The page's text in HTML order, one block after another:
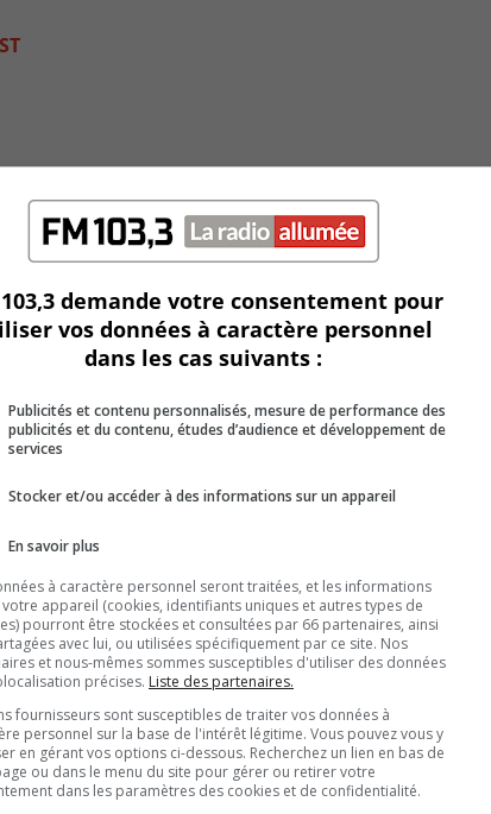
103,3 demande votre consentement pour
vos données à caractère personnel
dans les cas suivants :
Publicités et contenu personnalisés, mesure de performance des
publicités et du contenu, études d’audience et développement de
services
Stocker et/ou accéder à des informations sur un appareil
En savoir plus
à caractère personnel seront traitées, et les informations
votre appareil (cookies, identifiants uniques et autres types de
pourront être stockées et consultées par 66 partenaires, ainsi
avec lui, ou utilisées spécifiquement par ce site. Nos
et nous-mêmes sommes susceptibles d'utiliser des données
précises. Liste des partenaires.
fournisseurs sont susceptibles de traiter vos données à
personnel sur la base de l'intérêt légitime. Vous pouvez vous y
en gérant vos options ci-dessous. Recherchez un lien en bas de
ou dans le menu du site pour gérer ou retirer votre
dans les paramètres des cookies et de confidentialité.